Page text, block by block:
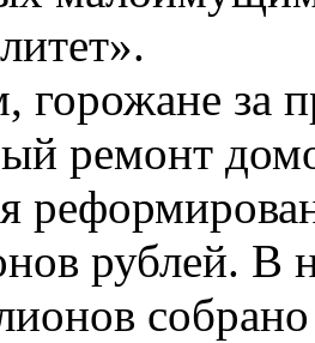
горожане за
ремонт
рублей. В